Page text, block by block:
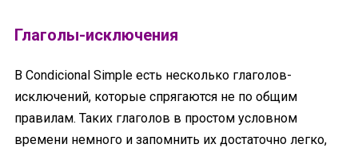
Глаголы-исключения
В Condicional Simple есть несколько глаголов-
исключений, которые спрягаются не по общим
правилам. Таких глаголов в простом условном
времени немного и запомнить их достаточно легко,